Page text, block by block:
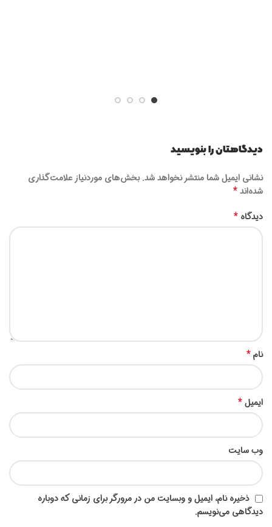
دیدگاهتان را بنویسید
نشانی ایمیل شما منتشر نخواهد شد. بخش‌های موردنیاز علامت‌گذاری
شده‌اند*
دیدگاه *
نام*
ایمیل*
وب‌ سایت
ذخیره نام، ایمیل و وبسایت من در مرورگر برای زمانی که دوباره
دیدگاهی می‌نویسم.